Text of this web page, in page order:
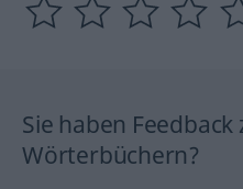
Sie haben
Wörterbüchern?